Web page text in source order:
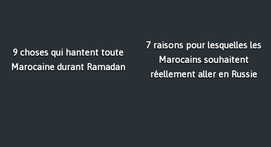
9 choses qui hantent toute
Marocaine durant Ramadan
7 raisons pour lesquelles les
Marocains souhaitent
réellement aller en Russie